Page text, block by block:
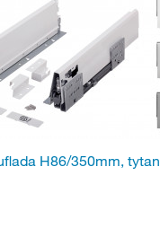
H86/350mm, tytan